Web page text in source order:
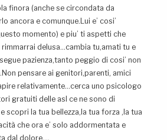
finora (anche se circondata da
ancora e comunque.Lui e’ cosi’
momento) e piu’ ti aspetti che
rimmarrai delusa…cambia tu,amati tu e
pazienza,tanto peggio di cosi’ non
pensare ai genitori,parenti, amici
relativamente…cerca uno psicologo
gratuiti delle asl ce ne sono di
scopri la tua bellezza,la tua forza ,la tua
che ora e’ solo addormentata e
dal dolore….